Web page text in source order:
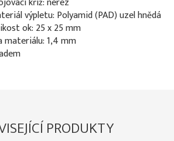
výpletu: Polyamid (PAD) uzel hnědá
ok: 25 x 25 mm
materiálu: 1,4 mm
PRODUKTY